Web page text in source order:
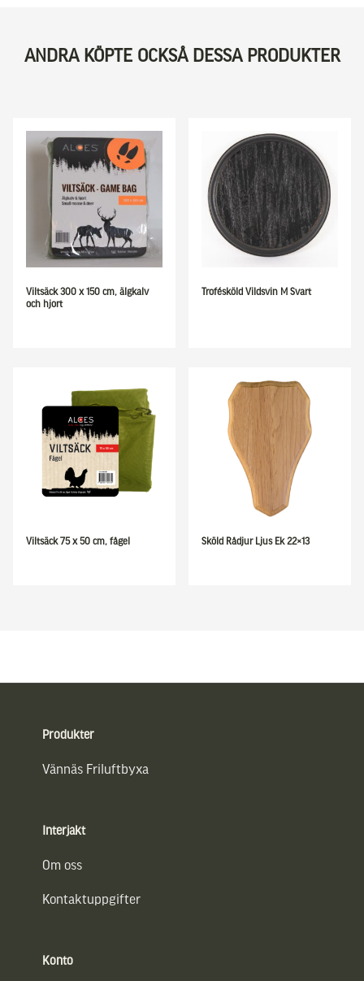
ANDRA KÖPTE OCKSÅ DESSA PRODUKTER
Viltsäck 300 x 150 cm, älgkalv
och hjort
Trofésköld Vildsvin M Svart
Viltsäck 75 x 50 cm, fågel Sköld Rådjur Ljus Ek 22×13
Produkter
Vännäs Friluftbyxa
Interjakt
Om oss
Kontaktuppgifter
Konto